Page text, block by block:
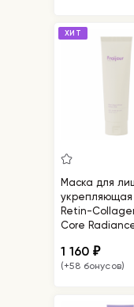
ХИТ
Маска для
укрепляющая
Retin-
Core
1 160₽
(+58 бонусов)